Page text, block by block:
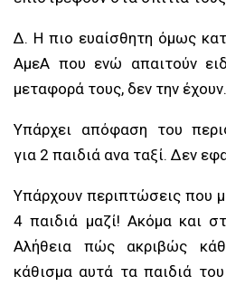
Δ. Η πιο ευαίσθητη όμως
ΑμεΑ που ενώ απαιτούν
μεταφορά τους, δεν την έχουν.
Υπάρχει απόφαση του
για 2 παιδιά ανα ταξί. Δεν
Υπάρχουν περιπτώσεις που
4 παιδιά μαζί! Ακόμα και
Αλήθεια πώς ακριβώς
κάθισμα αυτά τα παιδιά